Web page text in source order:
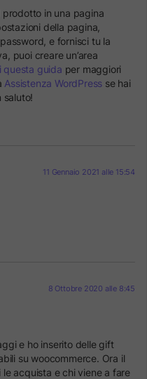
prodotto in una pagina
della pagina,
e fornisci tu la
puoi creare un’area
questa guida per maggiori
Assistenza WordPress se hai
saluto!
11 Gennaio 2021 alle 15:54
8 Ottobre 2020 alle 8:45
e ho inserito delle gift
su woocommerce. Ora il
acquista e chi viene a fare